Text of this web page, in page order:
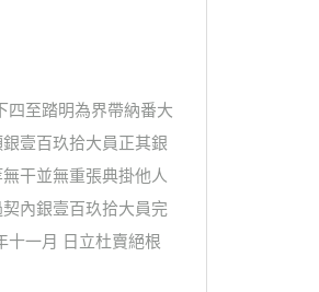
四至踏明為界帶納番大
壹百玖拾大員正其銀
干並無重張典掛他人
內銀壹百玖拾大員完
十一月 日立杜賣絕根